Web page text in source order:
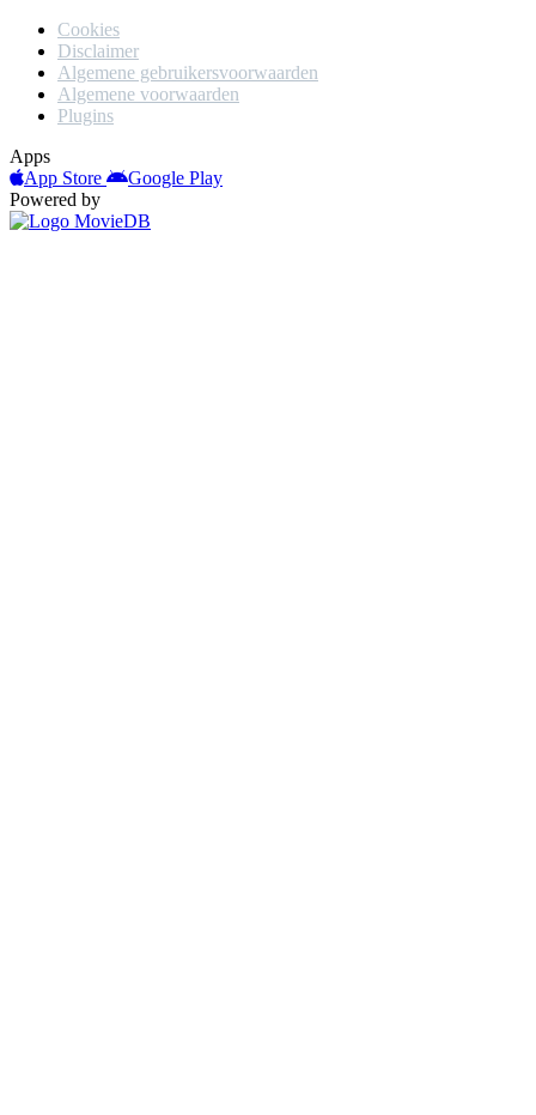
Cookies
Disclaimer
Algemene gebruikersvoorwaarden
Algemene voorwaarden
Plugins
Apps
App Store
Google Play
Powered by